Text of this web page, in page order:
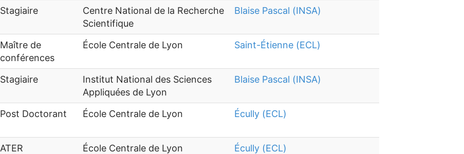
Stagiaire
Centre National de la Recherche
Scientifique
Blaise Pascal (INSA)
Maître de
conférences
École Centrale de Lyon Saint-Étienne (ECL)
Stagiaire
Institut National des Sciences
Appliquées de Lyon
Blaise Pascal (INSA)
Post Doctorant École Centrale de Lyon Écully (ECL)
ATER École Centrale de Lyon
Écully (ECL)